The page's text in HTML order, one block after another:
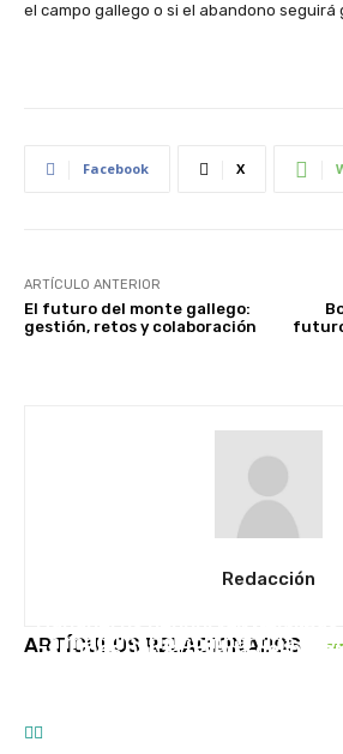
el campo gallego o si el abandono
Facebook X
ARTÍCULO ANTERIOR
El futuro del monte gallego:
gestión, retos y colaboración
Redacción
ARTÍCULOS RELACIONADOS
mes por la bajada del
La maquinaria compartida
Caixa Rural Galega impulsa